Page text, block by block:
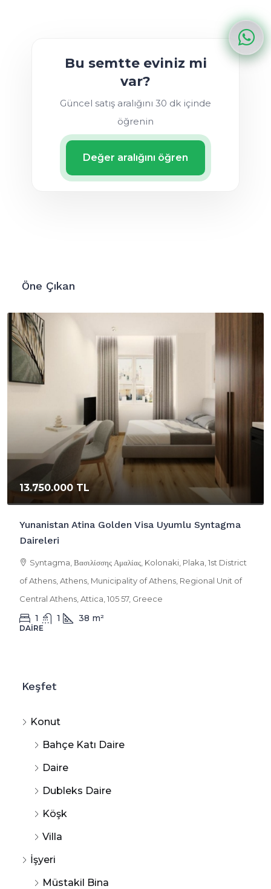
Bu semtte eviniz mi
var?
Güncel satış aralığını 30 dk içinde
öğrenin
Değer aralığını öğren
Öne Çıkan
13.750.000 TL
Yunanistan Atina Golden Visa Uyumlu Syntagma
Daireleri
Syntagma, Βασιλίσσης Αμαλίας, Kolonaki, Plaka, 1st District
of Athens, Athens, Municipality of Athens, Regional Unit of
Central Athens, Attica, 105 57, Greece
1 1 38 m²
DAIRE
Keşfet
Konut
Bahçe Katı Daire
Daire
Dubleks Daire
Köşk
Villa
İşyeri
Müstakil Bina